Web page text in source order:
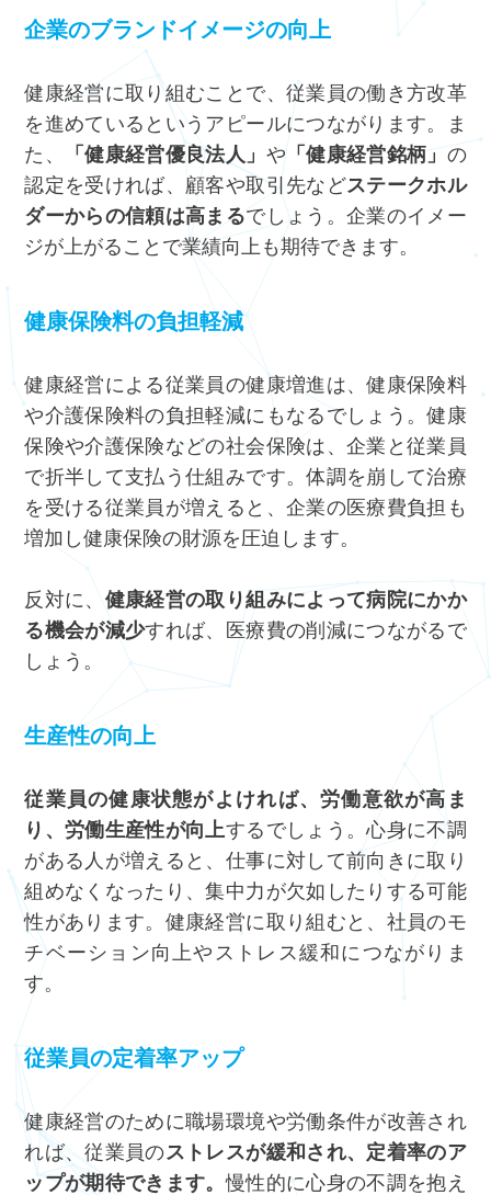
企業のブランドイメージの向上
健康経営に取り組むことで、従業員の働き方改革
を進めているというアピールにつながります。ま
た、
「健康経営優良法人」 や「健康経営銘柄」 の
認定を受ければ、顧客や取引先などステークホル
ダーからの信頼は高まるでしょう。企業のイメー
ジが上がることで業績向上も期待できます。
健康保険料の負担軽減
健康経営による従業員の健康増進は、健康保険料
や介護保険料の負担軽減にもなるでしょう。健康
保険や介護保険などの社会保険は、企業と従業員
で折半して支払う仕組みです。体調を崩して治療
を受ける従業員が増えると、企業の医療費負担も
増加し健康保険の財源を圧迫します。
反対に、健康経営の取り組みによって病院にかか
る機会が減少すれば、医療費の削減につながるで
しょう。
生産性の向上
従業員の健康状態がよければ、労働意欲が高ま
り、労働生産性が向上するでしょう。心身に不調
がある人が増えると、仕事に対して前向きに取り
組めなくなったり、集中力が欠如したりする可能
性があります。健康経営に取り組むと、社員のモ
チベーション向上やストレス緩和につながりま
す。
従業員の定着率アップ
健康経営のために職場環境や労働条件が改善され
れば、従業員のストレスが緩和され、定着率のア
ップが期待できます。慢性的に心身の不調を抱え